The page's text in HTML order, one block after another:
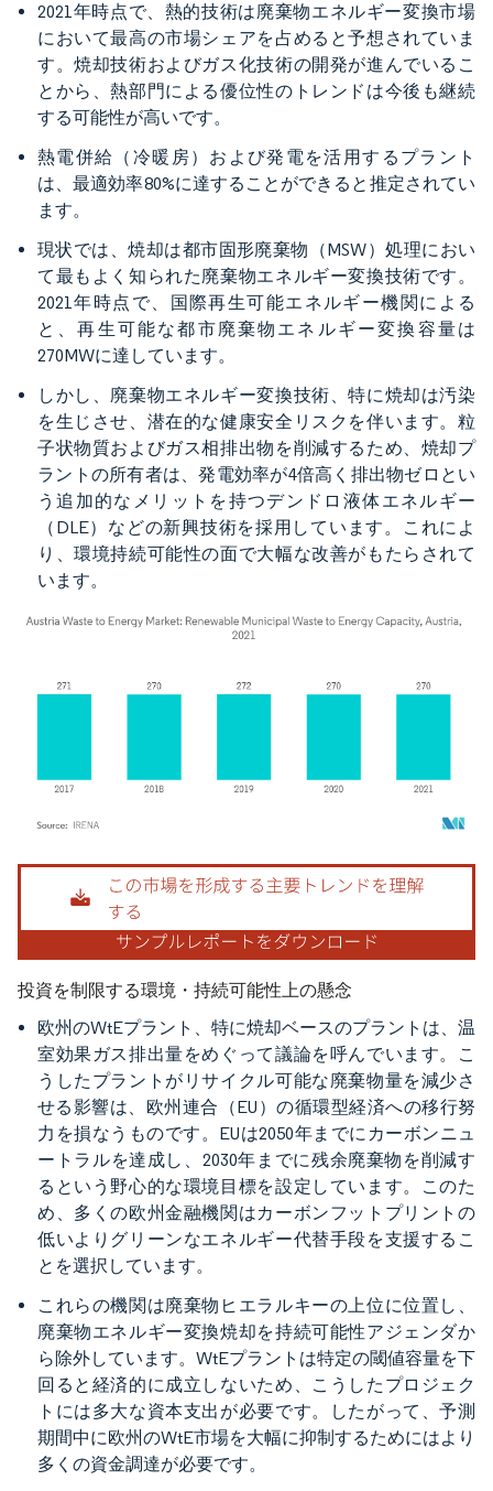
2021年時点で、熱的技術は廃棄物エネルギー変換市場
において最高の市場シェアを占めると予想されていま
す。焼却技術およびガス化技術の開発が進んでいるこ
とから、熱部門による優位性のトレンドは今後も継続
する可能性が高いです。
熱電併給（冷暖房）および発電を活用するプラント
は、最適効率80%に達することができると推定されてい
ます。
現状では、焼却は都市固形廃棄物（MSW）処理におい
て最もよく知られた廃棄物エネルギー変換技術です。
2021年時点で、国際再生可能エネルギー機関による
と、再生可能な都市廃棄物エネルギー変換容量は
270MWに達しています。
しかし、廃棄物エネルギー変換技術、特に焼却は汚染
を生じさせ、潜在的な健康安全リスクを伴います。粒
子状物質およびガス相排出物を削減するため、焼却プ
ラントの所有者は、発電効率が4倍高く排出物ゼロとい
う追加的なメリットを持つデンドロ液体エネルギー
（DLE）などの新興技術を採用しています。これによ
り、環境持続可能性の面で大幅な改善がもたらされて
います。
画像 © Mordor Intelligence。再利用にはCC BY 4.0の表示が必要です。
投資を制限する環境・持続可能性上の懸念
欧州のWtEプラント、特に焼却ベースのプラントは、温
室効果ガス排出量をめぐって議論を呼んでいます。こ
うしたプラントがリサイクル可能な廃棄物量を減少さ
せる影響は、欧州連合（EU）の循環型経済への移行努
力を損なうものです。EUは2050年までにカーボンニュ
ートラルを達成し、2030年までに残余廃棄物を削減す
るという野心的な環境目標を設定しています。このた
め、多くの欧州金融機関はカーボンフットプリントの
低いよりグリーンなエネルギー代替手段を支援するこ
とを選択しています。
これらの機関は廃棄物ヒエラルキーの上位に位置し、
廃棄物エネルギー変換焼却を持続可能性アジェンダか
ら除外しています。WtEプラントは特定の閾値容量を下
回ると経済的に成立しないため、こうしたプロジェク
トには多大な資本支出が必要です。したがって、予測
期間中に欧州のWtE市場を大幅に抑制するためにはより
多くの資金調達が必要です。